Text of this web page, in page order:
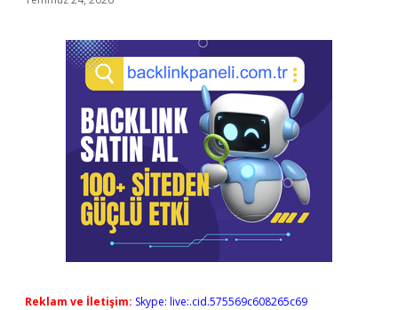
Reklam ve İletişim: Skype: live:.cid.575569c608265c69